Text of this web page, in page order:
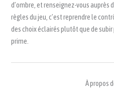
d’ombre, et renseignez-vous auprès
règles du jeu, c’est reprendre le
des choix éclairés plutôt que de
prime.
À propos